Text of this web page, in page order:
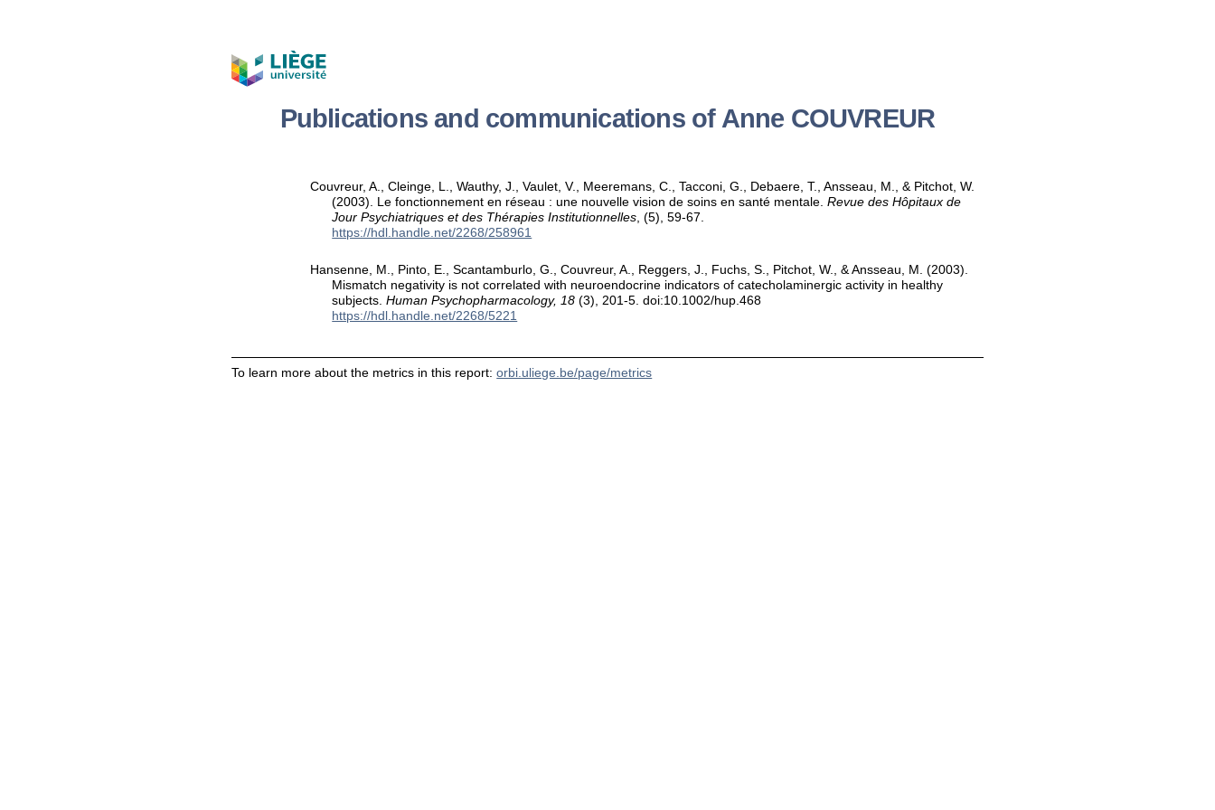
Publications and communications of Anne COUVREUR
Couvreur, A., Cleinge, L., Wauthy, J., Vaulet, V., Meeremans, C., Tacconi, G., Debaere, T., Ansseau, M., & Pitchot, W.
(2003). Le fonctionnement en réseau : une nouvelle vision de soins en santé mentale.Revue des Hôpitaux de
Jour Psychiatriques et des Thérapies Institutionnelles, (5), 59-67.
https://hdl.handle.net/2268/258961
Hansenne, M., Pinto, E., Scantamburlo, G., Couvreur, A., Reggers, J., Fuchs, S., Pitchot, W., & Ansseau, M. (2003).
Mismatch negativity is not correlated with neuroendocrine indicators of catecholaminergic activity in healthy
subjects.Human Psychopharmacology, 18 (3), 201-5. doi:10.1002/hup.468
https://hdl.handle.net/2268/5221
To learn more about the metrics in this report:orbi.uliege.be/page/metrics